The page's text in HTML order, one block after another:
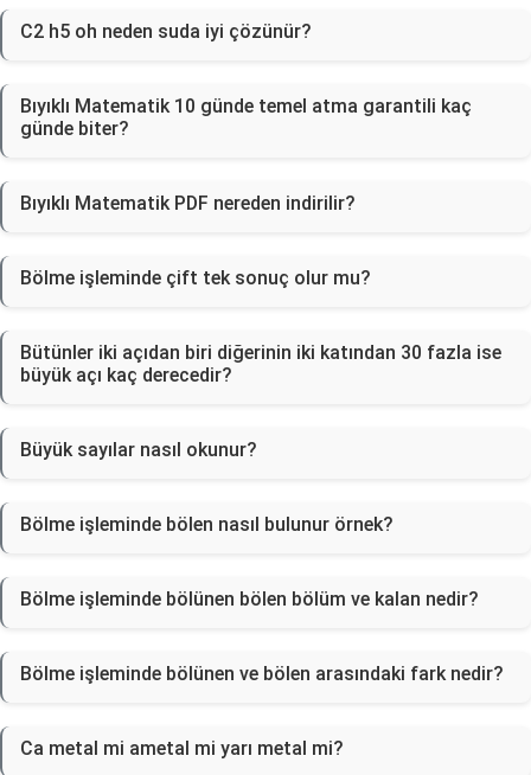
C2 h5 oh neden suda iyi çözünür?
Bıyıklı Matematik 10 günde temel atma garantili kaç
günde biter?
Bıyıklı Matematik PDF nereden indirilir?
Bölme işleminde çift tek sonuç olur mu?
Bütünler iki açıdan biri diğerinin iki katından 30 fazla ise
büyük açı kaç derecedir?
Büyük sayılar nasıl okunur?
Bölme işleminde bölen nasıl bulunur örnek?
Bölme işleminde bölünen bölen bölüm ve kalan nedir?
Bölme işleminde bölünen ve bölen arasındaki fark nedir?
Ca metal mi ametal mi yarı metal mi?